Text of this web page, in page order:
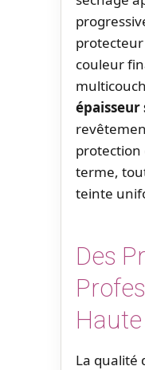
couleur
protection
terme,
teinte
Des
La qualité